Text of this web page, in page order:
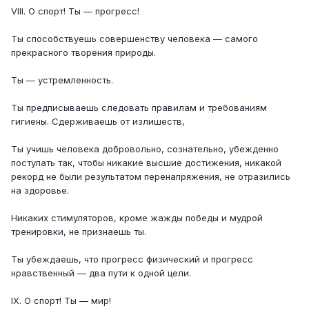
VIII. О спорт! Ты — прогресс!
Ты способствуешь совершенству человека — самого
прекрасного творения природы.
Ты — устремленность.
Ты предписываешь следовать правилам и требованиям
гигиены. Сдерживаешь от излишеств,
Ты учишь человека добровольно, сознательно, убежденно
поступать так, чтобы никакие высшие достижения, никакой
рекорд не были результатом перенапряжения, не отразились
на здоровье.
Никаких стимуляторов, кроме жажды победы и мудрой
тренировки, не признаешь ты.
Ты убеждаешь, что прогресс физический и прогресс
нравственный — два пути к одной цели.
IX. О спорт! Ты — мир!